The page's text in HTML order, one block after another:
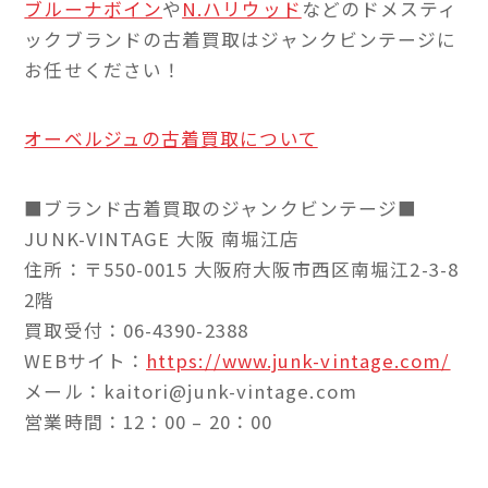
ブルーナボインやN.ハリウッド などのドメスティ
ックブランドの古着買取はジャンクビンテージに
お任せください！
オーベルジュの古着買取について
■ブランド古着買取のジャンクビンテージ■
JUNK-VINTAGE 大阪 南堀江店
住所：〒550-0015 大阪府大阪市西区南堀江2-3-8
2階
買取受付：06-4390-2388
WEBサイト： https://www.junk-vintage.com/
メール：kaitori@junk-vintage.com
営業時間：12：00 – 20：00